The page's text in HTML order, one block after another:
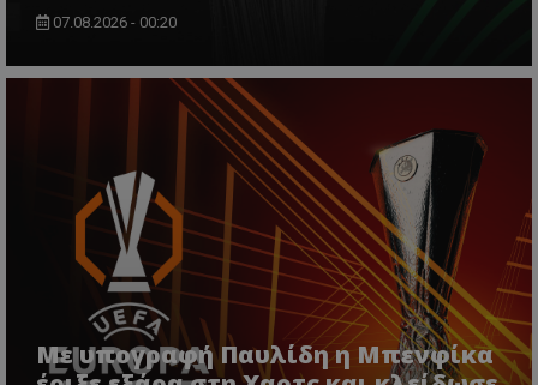
07.08.2026 - 00:20
Με υπογραφή Παυλίδη η Μπενφίκα